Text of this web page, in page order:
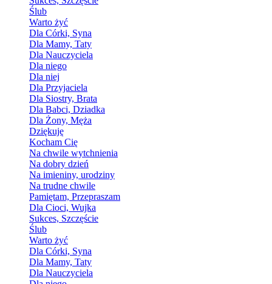
Ślub
Warto żyć
Dla Córki, Syna
Dla Mamy, Taty
Dla Nauczyciela
Dla niego
Dla niej
Dla Przyjaciela
Dla Siostry, Brata
Dla Babci, Dziadka
Dla Żony, Męża
Dziękuję
Kocham Cię
Na chwile wytchnienia
Na dobry dzień
Na imieniny, urodziny
Na trudne chwile
Pamiętam, Przepraszam
Dla Cioci, Wujka
Sukces, Szczęście
Ślub
Warto żyć
Dla Córki, Syna
Dla Mamy, Taty
Dla Nauczyciela